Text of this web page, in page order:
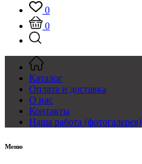
0
0
Каталог
Оплата и доставка
О нас
Контакты
Наша работа (фотогалерея)
Меню